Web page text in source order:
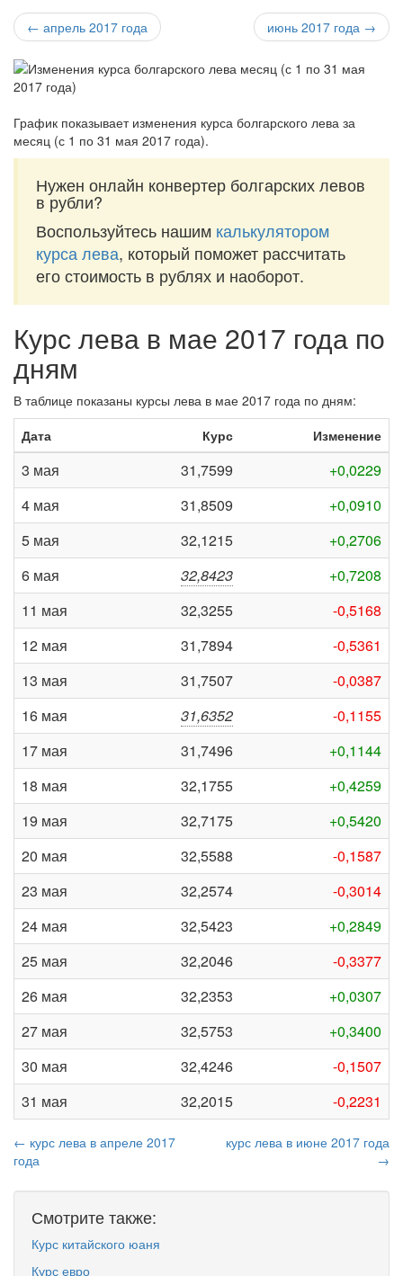
← апрель 2017 года июнь 2017 года →
График показывает изменения курса болгарского лева за
месяц (с 1 по 31 мая 2017 года).
Нужен онлайн конвертер болгарских левов
в рубли?
Воспользуйтесь нашим калькулятором
курса лева, который поможет рассчитать
его стоимость в рублях и наоборот.
Курс лева в мае 2017 года по
дням
В таблице показаны курсы лева в мае 2017 года по дням:
Дата
Курс Изменение
3 мая 31,7599
+0,0229
4 мая
31,8509
+0,0910
5 мая
32,1215
+0,2706
6 мая
32,8423
+0,7208
11 мая
32,3255
-0,5168
12 мая
31,7894
-0,5361
13 мая
31,7507
-0,0387
16 мая
31,6352
-0,1155
17 мая
31,7496
+0,1144
18 мая
32,1755
+0,4259
19 мая
32,7175
+0,5420
20 мая
32,5588
-0,1587
23 мая
32,2574
-0,3014
24 мая
32,5423
+0,2849
25 мая
32,2046
-0,3377
26 мая
32,2353
+0,0307
27 мая
32,5753
+0,3400
30 мая
32,4246
-0,1507
31 мая
32,2015 -0,2231
← курс лева в апреле 2017
года
курс лева в июне 2017 года
→
Смотрите также:
Курс китайского юаня
Курс евро